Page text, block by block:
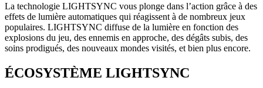
La technologie LIGHTSYNC vous plonge dans l’action grâce à des
effets de lumière automatiques qui réagissent à de nombreux jeux
populaires. LIGHTSYNC diffuse de la lumière en fonction des
explosions du jeu, des ennemis en approche, des dégâts subis, des
soins prodigués, des nouveaux mondes visités, et bien plus encore.
ÉCOSYSTÈME LIGHTSYNC